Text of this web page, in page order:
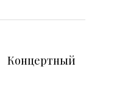
Концертный